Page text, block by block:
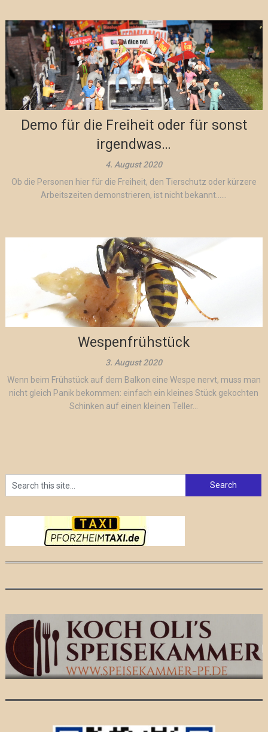
Demo für die Freiheit oder für sonst
irgendwas…
4. August 2020
Ob die Personen hier für die Freiheit, den Tierschutz oder kürzere
Arbeitszeiten demonstrieren, ist nicht bekannt…...
Wespenfrühstück
3. August 2020
Wenn beim Frühstück auf dem Balkon eine Wespe nervt, muss man
nicht gleich Panik bekommen: einfach ein kleines Stück gekochten
Schinken auf einen kleinen Teller...